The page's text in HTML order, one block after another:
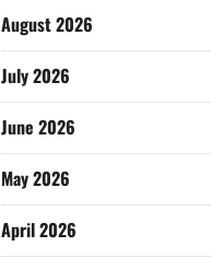
August 2026
July 2026
June 2026
May 2026
April 2026